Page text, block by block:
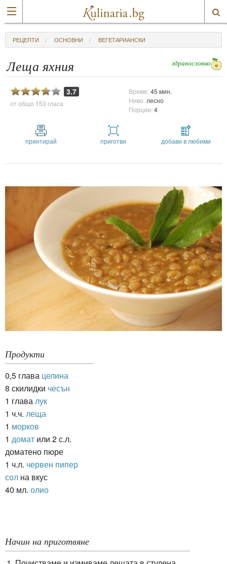
РЕЦЕПТИ ОСНОВНИ ВЕГЕТАРИАНСКИ
Леща яхния здравословно
3.7
от общо 153 гласа
Време:45 мин.
Ниво: лесно
Порции:4
принтирай приготви добави в любими
Продукти
0,5 глава целина
8 скилидки чесън
1 глава лук
1 ч.ч. леща
1 морков
1 домат или 2 с.л.
доматено пюре
1 ч.л. червен пипер
сол на вкус
40 мл. олио
Начин на приготвяне